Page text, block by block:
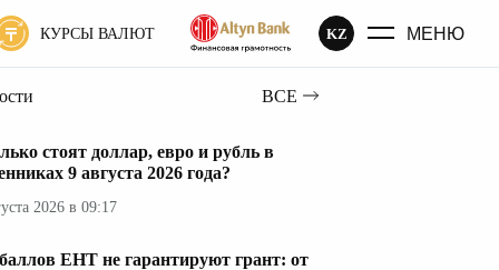
КУРСЫ ВАЛЮТ KZ МЕНЮ
ВСЕ
стоят доллар, евро и рубль в
9 августа 2026 года?
2026 в 09:17
ЕНТ не гарантируют грант: от